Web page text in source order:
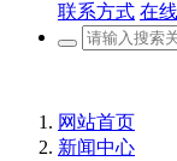
联系方式 在
网站首页
新闻中心